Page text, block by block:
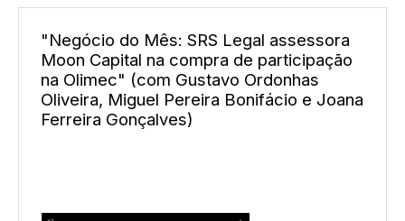
"Negócio do Mês: SRS Legal assessora
Moon Capital na compra de participação
na Olimec" (com Gustavo Ordonhas
Oliveira, Miguel Pereira Bonifácio e Joana
Ferreira Gonçalves)